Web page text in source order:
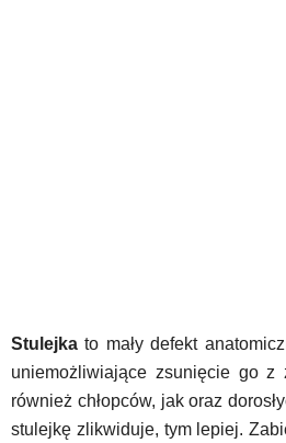
Stulejka to mały defekt
uniemożliwiające zsunięcie go z
również chłopców, jak oraz
stulejkę zlikwiduje, tym lepiej.